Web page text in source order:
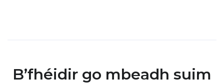
B’fhéidir go mbeadh suim